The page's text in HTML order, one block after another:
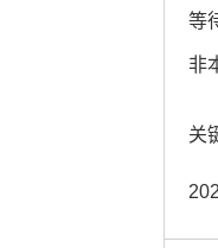
等
非
关